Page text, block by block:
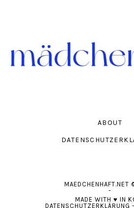
ABOUT
MAEDCHENHAFT.NET
-
MADE WITH ♥ IN
DATENSCHUTZERKLÄRUNG -